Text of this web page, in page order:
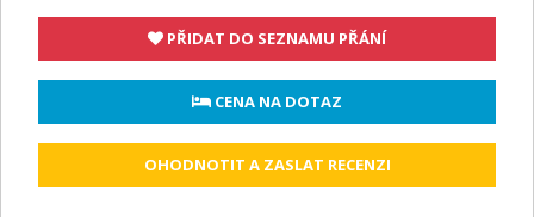
PŘIDAT DO SEZNAMU PŘÁNÍ
CENA NA DOTAZ
OHODNOTIT A ZASLAT RECENZI